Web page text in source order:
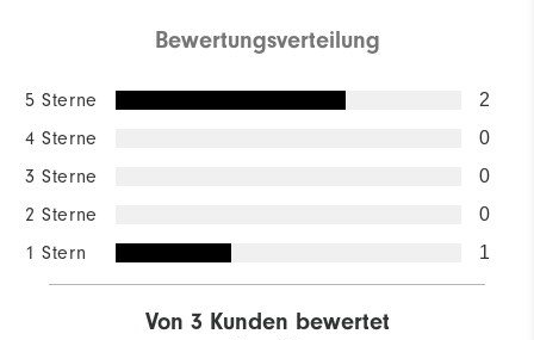
Bewertungsverteilung
5 Sterne 2
4 Sterne 0
3 Sterne 0
2 Sterne 0
1 Stern 1
Von 3 Kunden bewertet